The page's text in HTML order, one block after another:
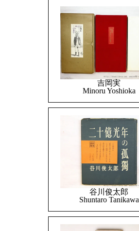
吉岡実
Minoru Yoshioka
谷川俊太郎
Shuntaro Tanikawa